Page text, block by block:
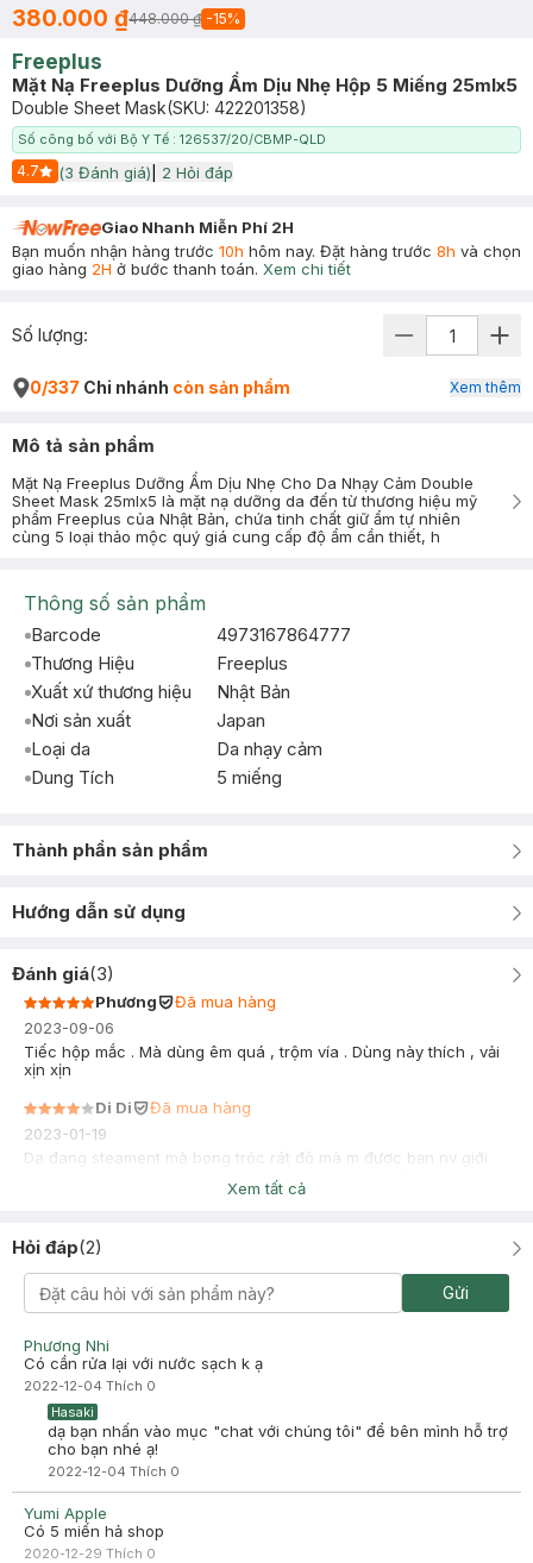
380.000 ₫448.000 ₫ -15%
Freeplus
Mặt Nạ Freeplus Dưỡng Ẩm Dịu Nhẹ Hộp 5 Miếng 25mlx5
Double Sheet Mask(SKU: 422201358)
Số công bố với Bộ Y Tế : 126537/20/CBMP-QLD
4.7
Start Icon
(3 Đánh giá) 2 Hỏi đáp
Giao Nhanh Miễn Phí 2H
Bạn muốn nhận hàng trước 10h hôm nay. Đặt hàng trước 8h và chọn
giao hàng 2H ở bước thanh toán. Xem chi tiết
Số lượng:
0/337 Chi nhánh còn sản phẩm Xem thêm
Mô tả sản phẩm
Mặt Nạ Freeplus Dưỡng Ẩm Dịu Nhẹ Cho Da Nhạy Cảm Double
Sheet Mask 25mlx5 là mặt nạ dưỡng da đến từ thương hiệu mỹ
phẩm Freeplus của Nhật Bản, chứa tinh chất giữ ẩm tự nhiên
cùng 5 loại thảo mộc quý giá cung cấp độ ẩm cần thiết, h
Thông số sản phẩm
Barcode
4973167864777
Thương Hiệu
Freeplus
Xuất xứ thương hiệu
Nhật Bản
Nơi sản xuất
Japan
Loại da
Da nhạy cảm
Dung Tích
5 miếng
Thành phần sản phẩm
Hướng dẫn sử dụng
Đánh giá(3)
Phương
Đã mua hàng
2023-09-06
Tiếc hộp mắc . Mà dùng êm quá , trộm vía . Dùng này thích , vải
xịn xịn
Di Di
Đã mua hàng
2023-01-19
Da đang steament mà bong tróc rát đỏ mà m được bạn nv giới
Xem tất cả
Hỏi đáp(2)
Gửi
Phương Nhi
Có cần rửa lại với nước sạch k ạ
2022-12-04 Thích 0
Hasaki
dạ bạn nhấn vào mục "chat với chúng tôi" để bên mình hỗ trợ
cho bạn nhé ạ!
2022-12-04 Thích 0
Yumi Apple
Có 5 miến hả shop
2020-12-29 Thích 0